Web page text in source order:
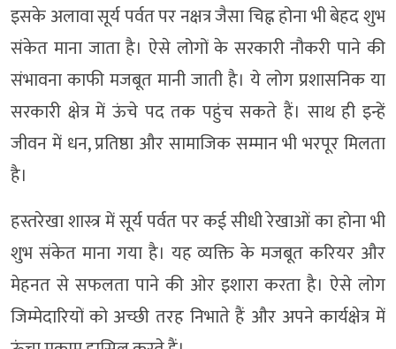
इसके अलावा सूर्य पर्वत पर नक्षत्र जैसा चिह्न होना भी बेहद शुभ
संकेत माना जाता है। ऐसे लोगों के सरकारी नौकरी पाने की
संभावना काफी मजबूत मानी जाती है। ये लोग प्रशासनिक या
सरकारी क्षेत्र में ऊंचे पद तक पहुंच सकते हैं। साथ ही इन्हें
जीवन में धन, प्रतिष्ठा और सामाजिक सम्मान भी भरपूर मिलता
है।
हस्तरेखा शास्त्र में सूर्य पर्वत पर कई सीधी रेखाओं का होना भी
शुभ संकेत माना गया है। यह व्यक्ति के मजबूत करियर और
मेहनत से सफलता पाने की ओर इशारा करता है। ऐसे लोग
जिम्मेदारियों को अच्छी तरह निभाते हैं और अपने कार्यक्षेत्र में